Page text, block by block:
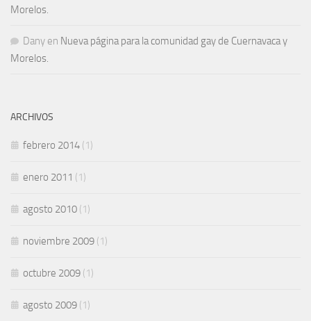
Morelos.
Dany en Nueva página para la comunidad gay de Cuernavaca y
Morelos.
ARCHIVOS
febrero 2014 (1)
enero 2011 (1)
agosto 2010 (1)
noviembre 2009 (1)
octubre 2009 (1)
agosto 2009 (1)